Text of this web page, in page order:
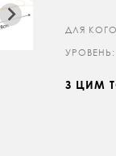
ДЛЯ
УРОВЕНЬ:
З ЦИМ